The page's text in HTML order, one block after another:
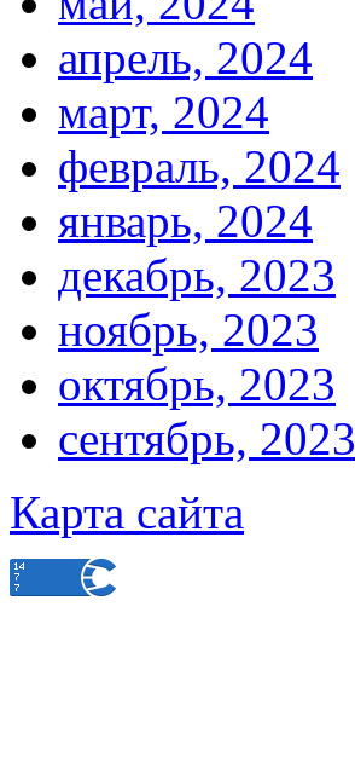
апрель, 2024
март, 2024
февраль, 2024
январь, 2024
декабрь, 2023
ноябрь, 2023
октябрь, 2023
сентябрь, 2023
Карта сайта